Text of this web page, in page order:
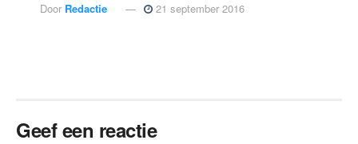
Door Redactie 21 september 2016
Geef een reactie